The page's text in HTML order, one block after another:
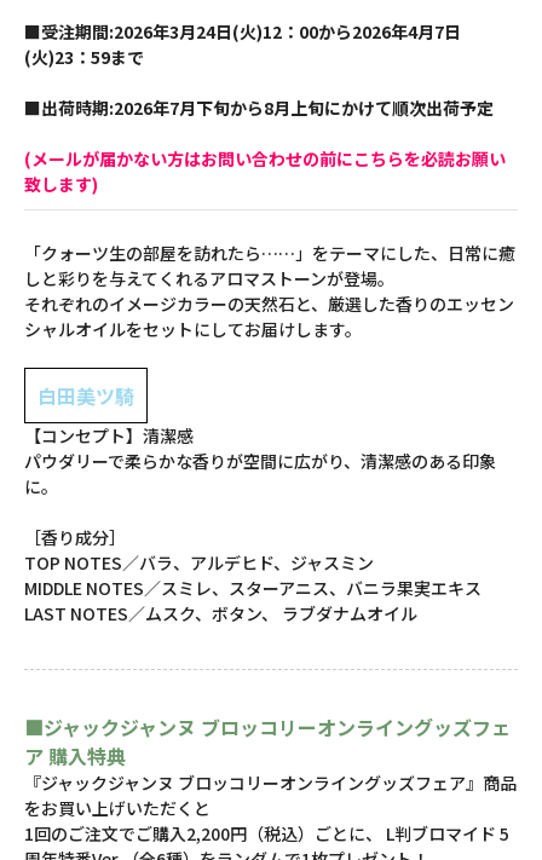
■受注期間:2026年3月24日(火)12：00から2026年4月7日
(火)23：59まで
■出荷時期:2026年7月下旬から8月上旬にかけて順次出荷予定
(メールが届かない方はお問い合わせの前にこちらを必読お願い
致します)
「クォーツ生の部屋を訪れたら……」をテーマにした、日常に癒
しと彩りを与えてくれるアロマストーンが登場。
それぞれのイメージカラーの天然石と、厳選した香りのエッセン
シャルオイルをセットにしてお届けします。
白田美ツ騎
【コンセプト】清潔感
パウダリーで柔らかな香りが空間に広がり、清潔感のある印象
に。
［香り成分］
TOP NOTES／バラ、アルデヒド、ジャスミン
MIDDLE NOTES／スミレ、スターアニス、バニラ果実エキス
LAST NOTES／ムスク、ボタン、 ラブダナムオイル
■ジャックジャンヌ ブロッコリーオンライングッズフェ
ア 購入特典
『ジャックジャンヌ ブロッコリーオンライングッズフェア』商品
をお買い上げいただくと
1回のご注文でご購入2,200円（税込）ごとに、 L判ブロマイド 5